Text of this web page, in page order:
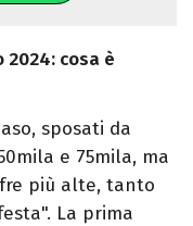
cosa è
sposati da
e 75mila, ma
più alte, tanto
La prima